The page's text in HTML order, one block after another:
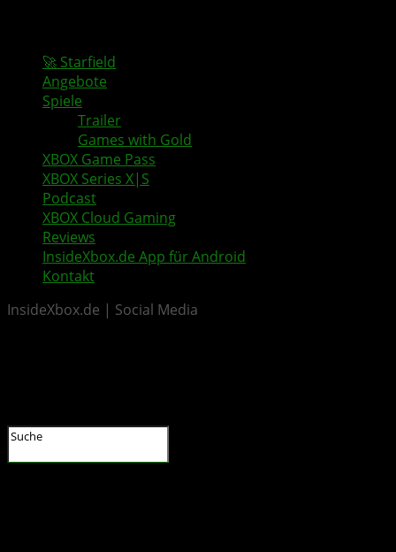
🚀 Starfield
Angebote
Spiele
Trailer
Games with Gold
XBOX Game Pass
XBOX Series X|S
Podcast
XBOX Cloud Gaming
Reviews
InsideXbox.de App für Android
Kontakt
InsideXbox.de | Social Media